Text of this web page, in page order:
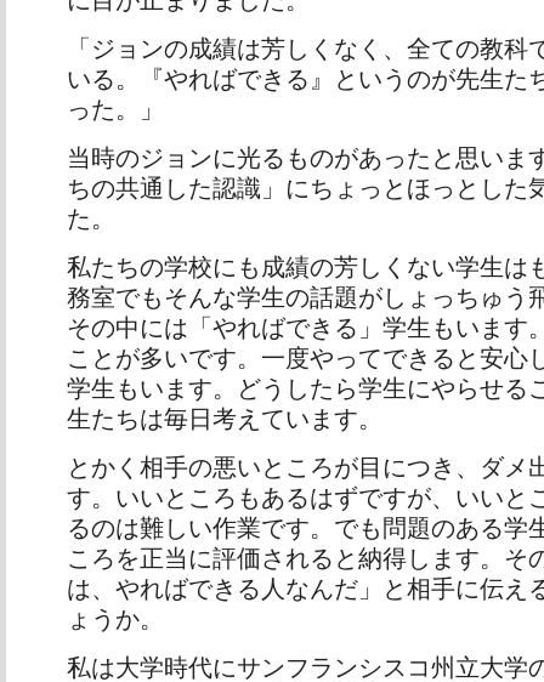
「ジョンの成績は芳しくなく、全ての教科
いる。『やればできる』というのが先生た
った。」
当時のジョンに光るものがあったと思いま
ちの共通した認識」にちょっとほっとした
た。
私たちの学校にも成績の芳しくない学生は
務室でもそんな学生の話題がしょっちゅう
その中には「やればできる」学生もいます
ことが多いです。一度やってできると安心
学生もいます。どうしたら学生にやらせる
生たちは毎日考えています。
とかく相手の悪いところが目につき、ダメ
す。いいところもあるはずですが、いいと
るのは難しい作業です。でも問題のある学
ころを正当に評価されると納得します。そ
は、やればできる人なんだ」と相手に伝え
ょうか。
私は大学時代にサンフランシスコ州立大学